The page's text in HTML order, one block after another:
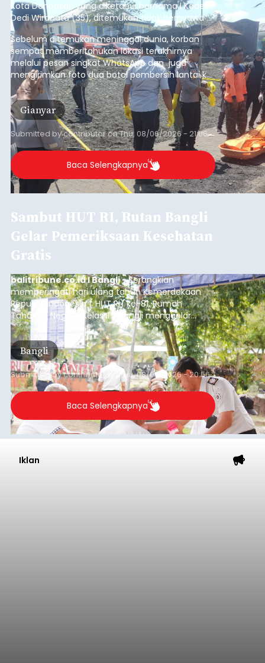
Kota Denpasar, yang diketahui bernama I Kadek
Dedi Wiranata (35), ditemukan tidak bernyawa di
pesisir Pantai Purnama, Sukawati.
Sebelum ditemukan meninggal dunia, korban
sempat memberitahukan lokasi terakhirnya
melalui pesan singkat WhatsApp dan juga
mengirimkan foto dua botol pembersih lantai ke
istrinya.
Gianyar
Submitted bycontributoronThu, 08/06/2026 - 21:06
Baca Selengkapnya
Sambut HUT RI, Rutan Bangli
Gelar Pemeriksaan Kesehatan
Gratis
balitribune.co.id I Bangli -Serangkian
memperingati hari ulang tahun Kemerdekaan
Republik Indonesia ( HUT RI) ke-81, Rumah
Tahanan Negara Kelas II B Bangli menggelar
kegiatan pemeriksaan kesehatan gratis, Rabu
(6/8/2026).
Bangli
Submitted bycontributor Thu, 08/06/2026 - 20:56
Baca Selengkapnya
Iklan